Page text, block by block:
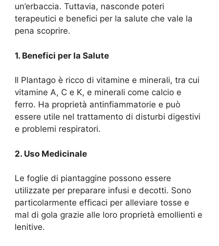
un’erbaccia. Tuttavia, nasconde poteri
terapeutici e benefici per la salute che vale la
pena scoprire.
1. Benefici per la Salute
Il Plantago è ricco di vitamine e minerali, tra cui
vitamine A, C e K, e minerali come calcio e
ferro. Ha proprietà antinfiammatorie e può
essere utile nel trattamento di disturbi digestivi
e problemi respiratori.
2. Uso Medicinale
Le foglie di piantaggine possono essere
utilizzate per preparare infusi e decotti. Sono
particolarmente efficaci per alleviare tosse e
mal di gola grazie alle loro proprietà emollienti e
lenitive.